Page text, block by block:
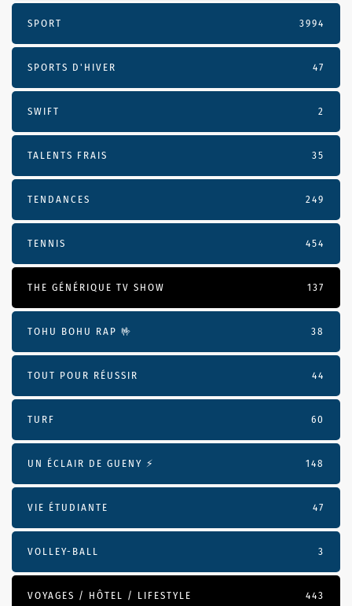
SPORT 3994
SPORTS D'HIVER 47
SWIFT 2
TALENTS FRAIS 35
TENDANCES 249
TENNIS 454
THE GÉNÉRIQUE TV SHOW 137
TOHU BOHU RAP 🤟 38
TOUT POUR RÉUSSIR 44
TURF 60
UN ÉCLAIR DE GUENY ⚡️ 148
VIE ÉTUDIANTE 47
VOLLEY-BALL 3
VOYAGES / HÔTEL / LIFESTYLE 443